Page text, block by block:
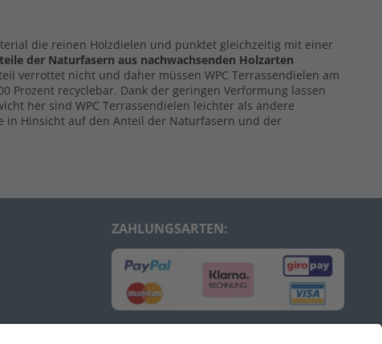
die reinen Holzdielen und punktet gleichzeitig mit einer
der Naturfasern aus nachwachsenden Holzarten
verrottet nicht und daher müssen WPC Terrassendielen am
Prozent recyclebar. Dank der geringen Verformung lassen
her sind WPC Terrassendielen leichter als andere
in Hinsicht auf den Anteil der Naturfasern und der
ZAHLUNGSARTEN: